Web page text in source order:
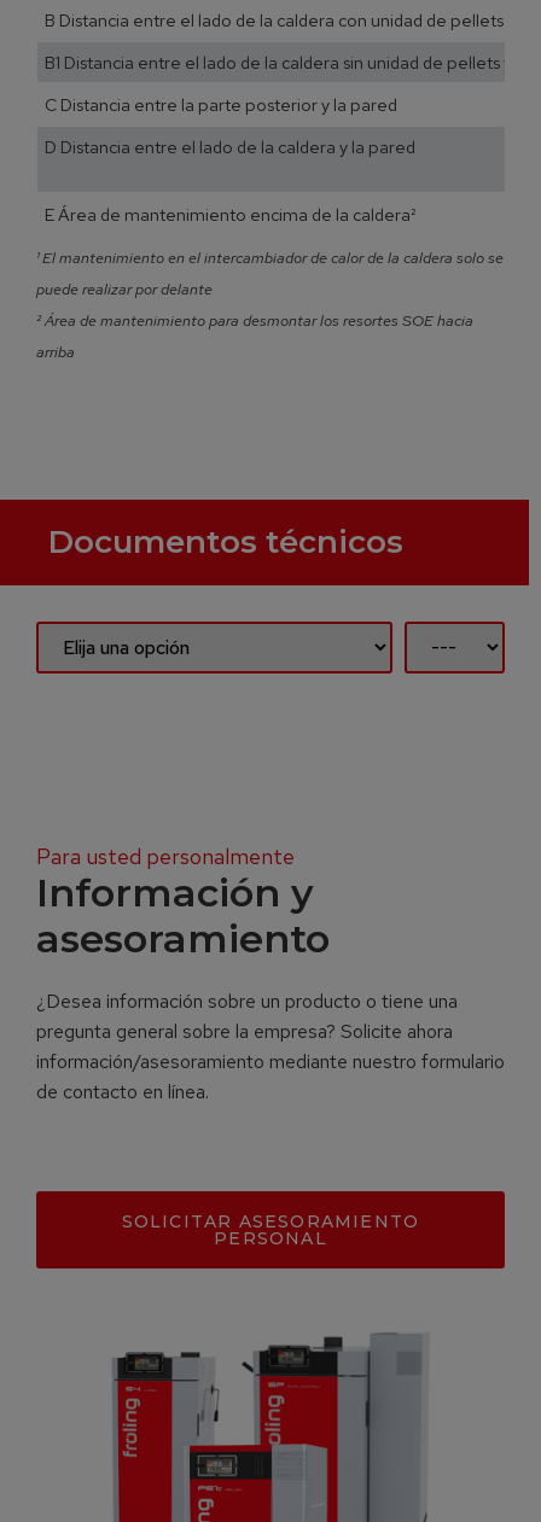
B Distancia entre el lado de la caldera con unidad de pellets y la
B1 Distancia entre el lado de la caldera sin unidad de pellets y la
C Distancia entre la parte posterior y la pared
D Distancia entre el lado de la caldera y la pared
E Área de mantenimiento encima de la caldera²
¹ El mantenimiento en el intercambiador de calor de la caldera solo se
puede realizar por delante
² Área de mantenimiento para desmontar los resortes SOE hacia
arriba
Documentos técnicos
Para usted personalmente
Información y
asesoramiento
¿Desea información sobre un producto o tiene una
pregunta general sobre la empresa? Solicite ahora
información/asesoramiento mediante nuestro formulario
de contacto en línea.
SOLICITAR ASESORAMIENTO
PERSONAL